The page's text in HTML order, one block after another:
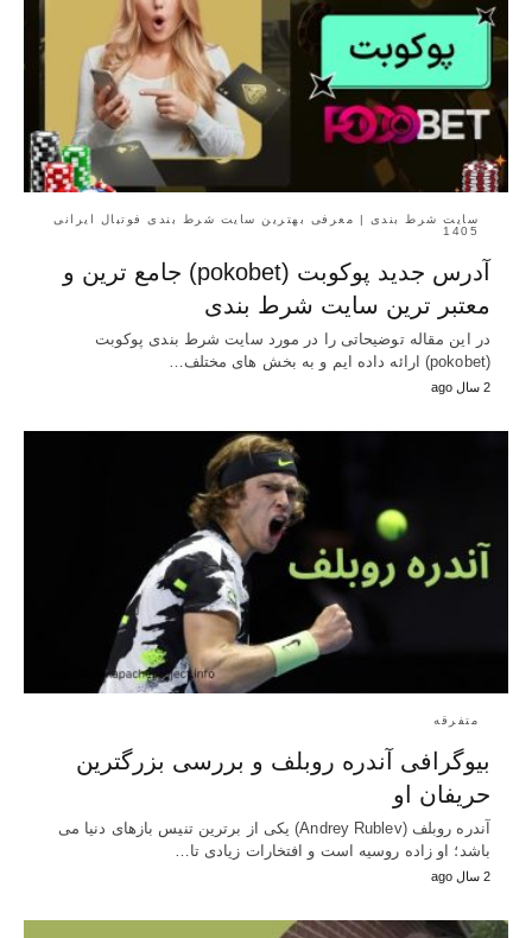
سایت شرط بندی | معرفی بهترین سایت شرط بندی فوتبال ایرانی
1405
آدرس جدید پوکوبت (pokobet) جامع ترین و
معتبر ترین سایت شرط بندی
در این مقاله توضیحاتی را در مورد سایت شرط بندی پوکوبت
(pokobet) ارائه داده ایم و به بخش های مختلف…
2 سال ago
متفرقه
بیوگرافی آندره روبلف و بررسی بزرگترین
حریفان او
آندره روبلف (Andrey Rublev) یکی از برترین تنیس بازهای دنیا می
باشد؛ او زاده روسیه است و افتخارات زیادی تا…
2 سال ago